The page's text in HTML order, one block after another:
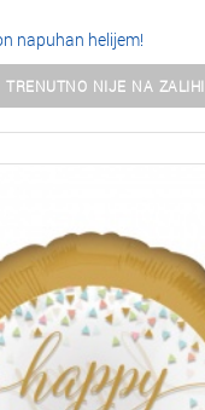
napuhan helijem!
TRENUTNO NIJE NA ZALIHI